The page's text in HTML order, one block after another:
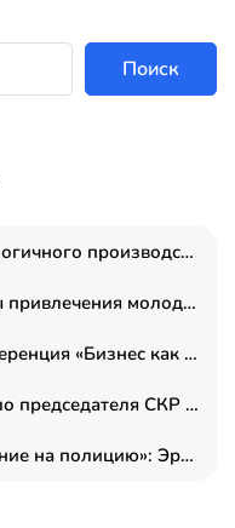
Поиск
От логистики до высокотехнологичного производства: как основатель “гагаринга” выстраивает экосистему безопасности и гражданских БПЛА
Эксперты обсудили механизмы привлечения молодых специалистов в промышленные города
Переговоры в рамке: как конференция «Бизнес как искусство» переформатирует деловой этикет в стенах ТПП РФ
Руководство «СВОИ» попросило председателя СКР дать правовую оценку обысков в тыловом штабе
«Незаконные приказы и давление на полицию»: Эрнеста Султанова задержали у посольства Израиля во время одиночного пикета